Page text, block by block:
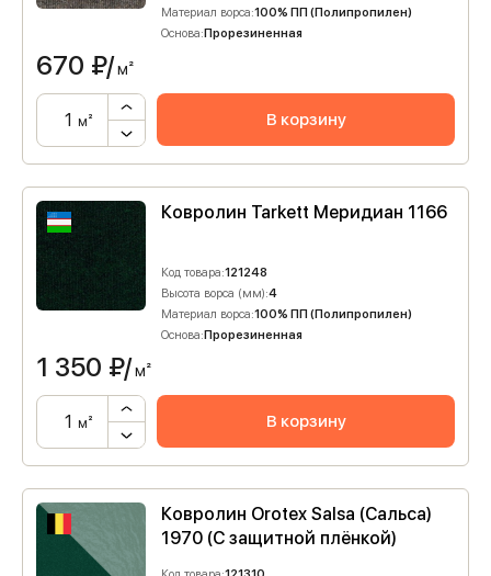
Материал ворса:100% ПП (Полипропилен)
Основа:Прорезиненная
670 ₽/м²
м² В корзину
Ковролин Tarkett Меридиан 1166
Код товара:121248
Высота ворса (мм):4
Материал ворса:100% ПП (Полипропилен)
Основа:Прорезиненная
1 350 ₽/м²
м² В корзину
Ковролин Orotex Salsa (Сальса)
1970 (C защитной плёнкой)